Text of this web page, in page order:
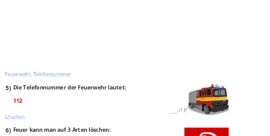
Feuerwehr, Telefonnummer
5) Die Telefonnummer der Feuerwehr lautet:
112
/1P
Löschen
6) Feuer kann man auf 3 Arten löschen: